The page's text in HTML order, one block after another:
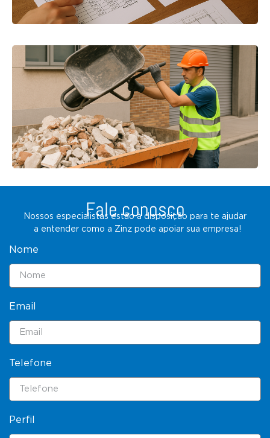
Fale conosco
Nossos especialistas estão à disposição para te ajudar
a entender como a Zinz pode apoiar sua empresa!
Nome
Email
Telefone
Perfil